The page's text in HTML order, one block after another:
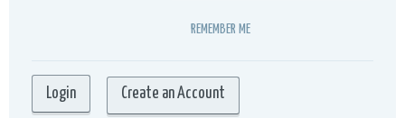
REMEMBER ME
Create an Account